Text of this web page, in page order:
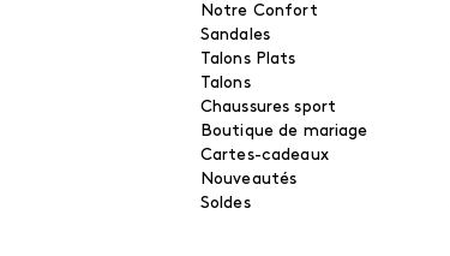
Notre Confort
Sandales
Talons Plats
Talons
Chaussures sport
Boutique de mariage
Cartes-cadeaux
Nouveautés
Soldes